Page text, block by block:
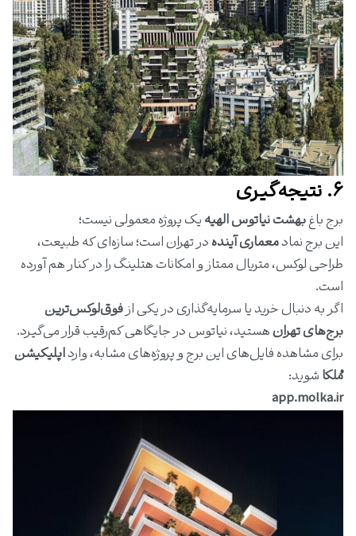
۶. نتیجه‌گیری
برج باغبهشت نیاتوس الهیهیک پروژه معمولی نیست؛
این برج نمادمعماری آیندهدر تهران است؛ سازه‌ای که طبیعت،
طراحی لوکس، متریال ممتاز و امکانات هتلینگ را در کنار هم آورده
است.
اگر به دنبال خرید یا سرمایه‌گذاری در یکی ازفوق‌لوکس‌ترین
برج‌های تهرانهستید، نیاتوس در جایگاهی کم‌رقیب قرار می‌گیرد.
برای مشاهده فایل‌های این برج و پروژه‌های مشابه، وارداپلیکیشن
مُلکاشوید:
app.molka.ir